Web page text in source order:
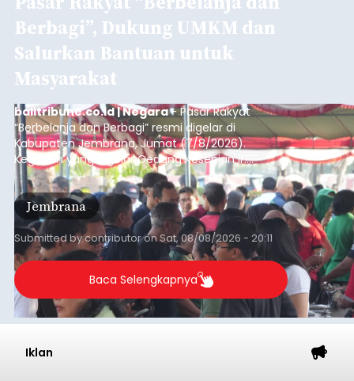
Berbagi”, Dukung UMKM dan
Salurkan Bantuan untuk
Masyarakat
balitribune.co.id | Negara- Pasar Rakyat
“Berbelanja dan Berbagi” resmi digelar di
Kabupaten Jembrana, Jumat (7/8/2026).
Kegiatan yang digelar Gedung Kesenian Ir.
Soekarno ini memadukan pemberdayaan
ekonomi masyarakat dengan aksi sosial tersebut
mendapat antusiasme tinggi dan mencatat nilai
transaksi mencapai Rp672.733.200.
Jembrana
Submitted bycontributoronSat, 08/08/2026 - 20:11
Baca Selengkapnya
Iklan